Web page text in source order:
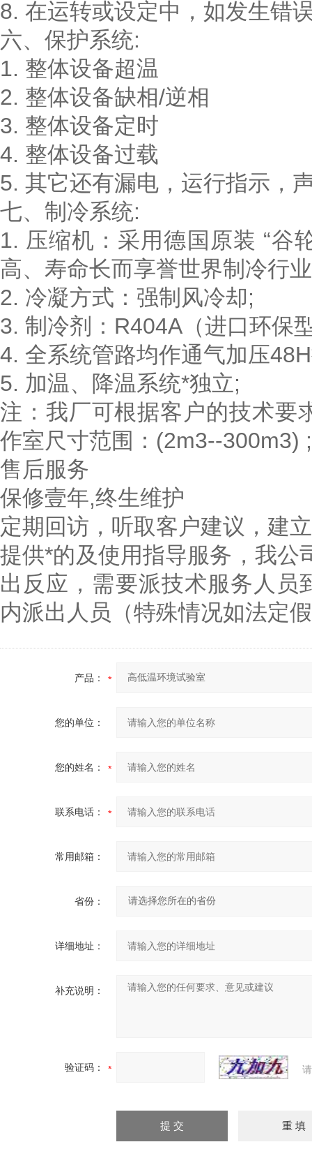
8. 在运转或设定中，如发生错
六、保护系统:
1. 整体设备超温
2. 整体设备缺相/逆相
3. 整体设备定时
4. 整体设备过载
5. 其它还有漏电，运行指示，
七、制冷系统:
1. 压缩机：采用德国原装 “谷
高、寿命长而享誉世界制冷行
2. 冷凝方式：强制风冷却;
3. 制冷剂：R404A（进口环保
4. 全系统管路均作通气加压
5. 加温、降温系统*独立;
注：我厂可根据客户的技术要
作室尺寸范围：(2m3--300m3) ;
售后服务
保修壹年,终生维护
定期回访，听取客户建议，建
提供*的及使用指导服务，我公
出反应，需要派技术服务人
内派出人员（特殊情况如法定
产品：
您的单位：
您的姓名：
联系电话：
常用邮箱：
省份：
详细地址：
补充说明：
验证码：